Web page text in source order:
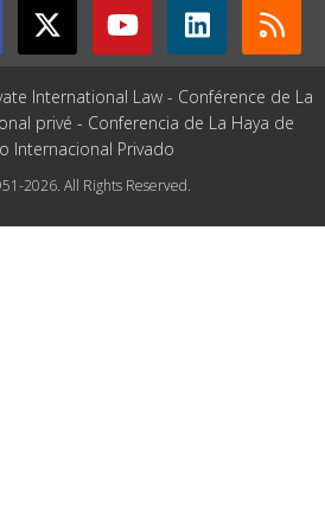
International Law - Conférence de La
privé - Conferencia de La Haya de
Internacional Privado
2026. All Rights Reserved.